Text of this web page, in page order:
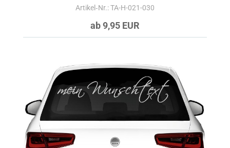
Artikel‑Nr.: TA-H-021-030
ab 9,95 EUR